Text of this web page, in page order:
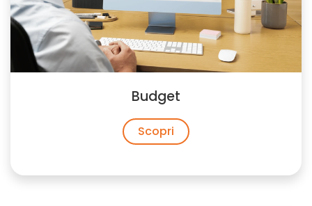
Budget
Scopri